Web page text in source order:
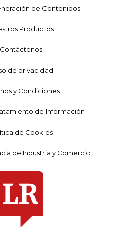
de Contenidos
Productos
Contáctenos
de privacidad
y Condiciones
de Información
de Cookies
de Industria y Comercio